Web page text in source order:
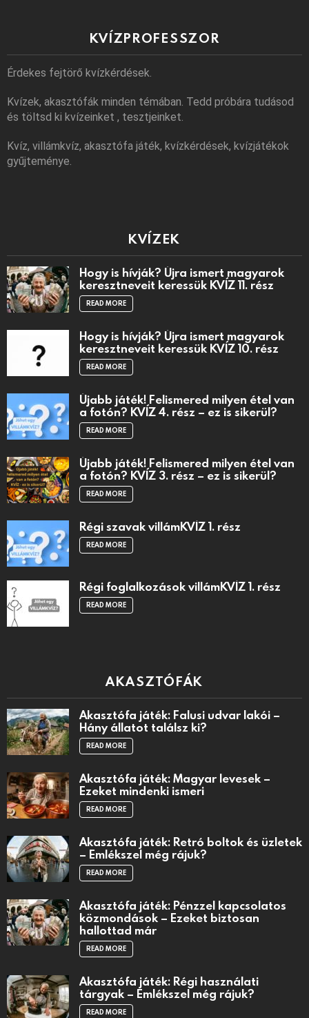
KVÍZPROFESSZOR
Érdekes fejtörő kvízkérdések.
Kvízek, akasztófák minden témában. Tedd próbára tudásod
és töltsd ki kvízeinket , tesztjeinket.
Kvíz, villámkvíz, akasztófa játék, kvízkérdések, kvízjátékok
gyűjteménye.
KVÍZEK
Hogy is hívják? Újra ismert magyarok
keresztneveit keressük KVÍZ 11. rész
READ MORE
Hogy is hívják? Újra ismert magyarok
keresztneveit keressük KVÍZ 10. rész
READ MORE
Újabb játék! Felismered milyen étel van
a fotón? KVÍZ 4. rész – ez is sikerül?
READ MORE
Újabb játék! Felismered milyen étel van
a fotón? KVÍZ 3. rész – ez is sikerül?
READ MORE
Régi szavak villámKVÍZ 1. rész
READ MORE
Régi foglalkozások villámKVÍZ 1. rész
READ MORE
AKASZTÓFÁK
Akasztófa játék: Falusi udvar lakói –
Hány állatot találsz ki?
READ MORE
Akasztófa játék: Magyar levesek –
Ezeket mindenki ismeri
READ MORE
Akasztófa játék: Retró boltok és üzletek
– Emlékszel még rájuk?
READ MORE
Akasztófa játék: Pénzzel kapcsolatos
közmondások – Ezeket biztosan
hallottad már
READ MORE
Akasztófa játék: Régi használati
tárgyak – Emlékszel még rájuk?
READ MORE